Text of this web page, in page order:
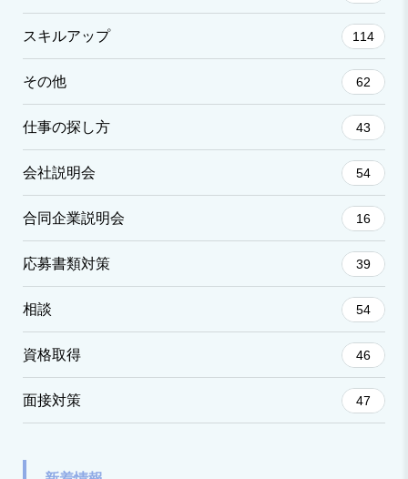
スキルアップ 114
その他 62
仕事の探し方 43
会社説明会 54
合同企業説明会 16
応募書類対策 39
相談 54
資格取得 46
面接対策 47